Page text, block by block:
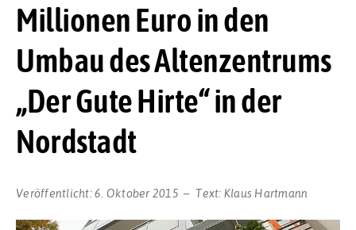
Millionen Euro in den
Umbau des Altenzentrums
„Der Gute Hirte“ in der
Nordstadt
Veröffentlicht:6. Oktober 2015 Text: Klaus Hartmann